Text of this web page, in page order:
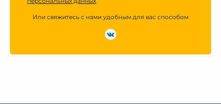
Или свяжитесь с нами удобным для вас способом